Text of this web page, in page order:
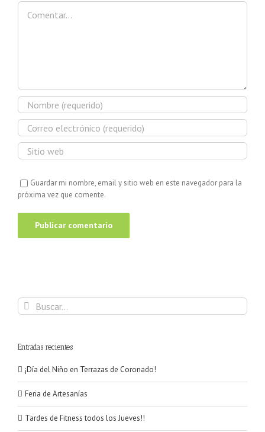
Comentar
Guardar mi nombre, email y sitio web en este navegador para la
próxima vez que comente.
Buscar:
Entradas recientes
¡Día del Niño en Terrazas de Coronado!
Feria de Artesanías
Tardes de Fitness todos los Jueves!!